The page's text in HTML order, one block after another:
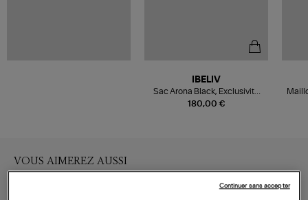
180,00 €
IBELIV
Sac Arona Black, Exclusivité
Lulli
VOUS AIMEREZ AUSSI
Continuer sans accepter